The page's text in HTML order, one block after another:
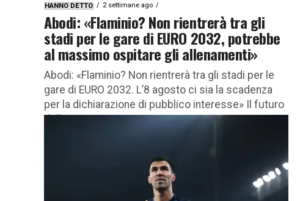
HANNO DETTO 2 settimane ago
Abodi: «Flaminio? Non rientrerà tra gli
stadi per le gare di EURO 2032, potrebbe
al massimo ospitare gli allenamenti»
Abodi: «Flaminio? Non rientrerà tra gli stadi per le
gare di EURO 2032. L’8 agosto ci sia la scadenza
per la dichiarazione di pubblico interesse» Il futuro
dello...